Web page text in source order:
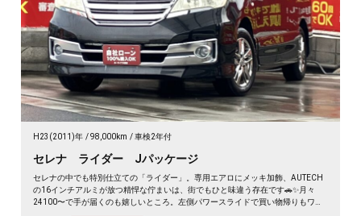
H23(2011)年 98,000km 車検2年付
セレナ ライダー Jパッケージ
セレナの中でも特別仕立ての「ライダー」。専用エアロにメッキ加飾、AUTECH
の16インチアルミが放つ精悍な佇まいは、街でもひと味違う存在です🚗✨月々
24100〜で手が届くのも嬉しいところ。左側パワースライドで買い物帰りもワン